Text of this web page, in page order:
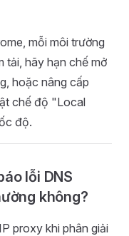
mỗi môi trường
tải, hãy hạn chế mở
hoặc nâng cấp
chế độ "Local
độ.
lỗi DNS
không?
proxy khi phân giải